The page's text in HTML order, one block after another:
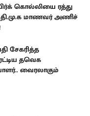
கொல்லியை ரத்து
மாணவர் அணிச்
சேகரித்த
தவெக
வைரலாகும்